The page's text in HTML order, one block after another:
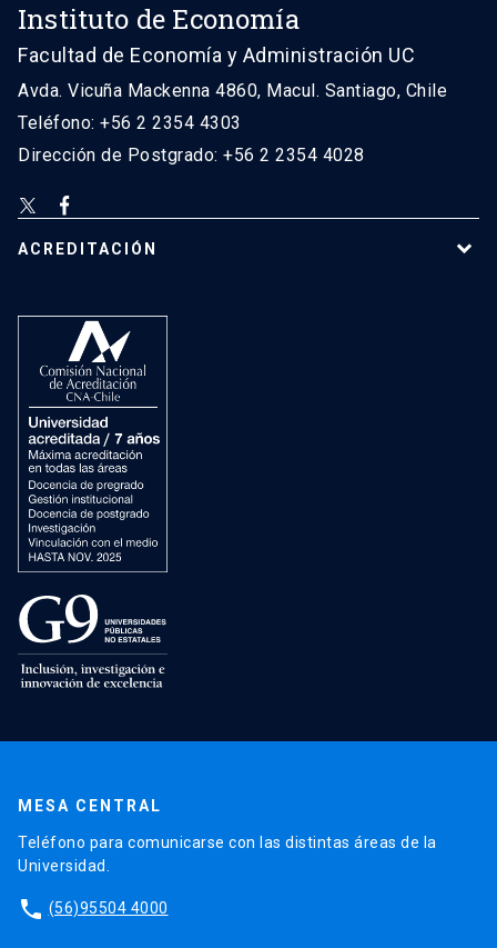
Instituto de Economía
Facultad de Economía y Administración UC
Avda. Vicuña Mackenna 4860, Macul. Santiago, Chile
Teléfono: +56 2 2354 4303
Dirección de Postgrado: +56 2 2354 4028
ACREDITACIÓN
MESA CENTRAL
Teléfono para comunicarse con las distintas áreas de la
Universidad.
phone (56)95504 4000